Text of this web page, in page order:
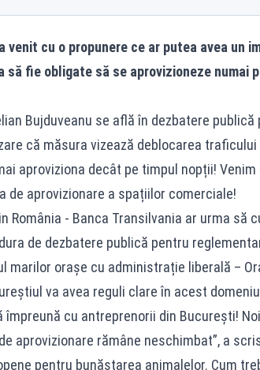
venit cu o propunere ce ar putea avea un
să fie obligate să se aprovizioneze
Bujduveanu se află în dezbatere
că măsura vizează deblocarea
aproviziona decât pe timpul nopții!
de aprovizionare a spațiilor comerciale!
România - Banca Transilvania ar urma să
de dezbatere publică pentru
marilor orașe cu administrație liberală –
va avea reguli clare în acest
împreună cu antreprenorii din București!
aprovizionare rămâne neschimbat”, a
pentru bunăstarea animalelor. Cum